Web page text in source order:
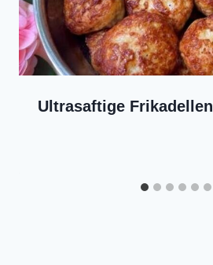
Ultrasaftige Frikadellen